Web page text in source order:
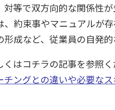
対等で双方向的な関係性が
約束事やマニュアルが
成など、従業員の自発
はコチラの記事を参照く
チングとの違いや必要な